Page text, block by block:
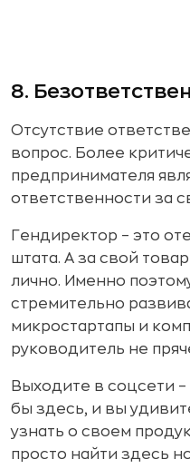
8.
Отсутствие
вопрос. Более
предпринимателя
ответственности за
Гендиректор – это
штата. А за свой
лично. Именно
стремительно
микростартапы и
руководитель не
Выходите в соцсети
бы здесь, и вы
узнать о своем
просто найти здесь